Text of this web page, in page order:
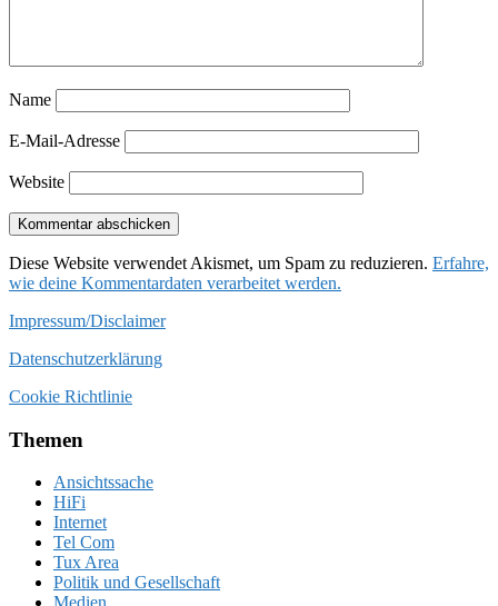
Name
E-Mail-Adresse
Website
Diese Website verwendet Akismet, um Spam zu reduzieren. Erfahre,
wie deine Kommentardaten verarbeitet werden.
Impressum/Disclaimer
Datenschutzerklärung
Cookie Richtlinie
Themen
Ansichtssache
HiFi
Internet
Tel Com
Tux Area
Politik und Gesellschaft